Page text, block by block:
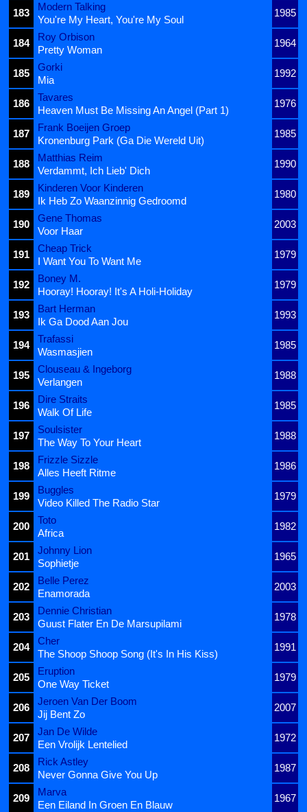
183
Modern Talking
1985
You're My Heart, You're My Soul
184
Roy Orbison
1964
Pretty Woman
185
Gorki
1992
Mia
186
Tavares
1976
Heaven Must Be Missing An Angel (Part 1)
187
Frank Boeijen Groep
1985
Kronenburg Park (Ga Die Wereld Uit)
188
Matthias Reim
1990
Verdammt, Ich Lieb' Dich
189
Kinderen Voor Kinderen
1980
Ik Heb Zo Waanzinnig Gedroomd
190
Gene Thomas
2003
Voor Haar
191
Cheap Trick
1979
I Want You To Want Me
192
Boney M.
1979
Hooray! Hooray! It's A Holi-Holiday
193
Bart Herman
1993
Ik Ga Dood Aan Jou
194
Trafassi
1985
Wasmasjien
195
Clouseau & Ingeborg
1988
Verlangen
196
Dire Straits
1985
Walk Of Life
197
Soulsister
1988
The Way To Your Heart
198
Frizzle Sizzle
1986
Alles Heeft Ritme
199
Buggles
1979
Video Killed The Radio Star
200
Toto
1982
Africa
201
Johnny Lion
1965
Sophietje
202
Belle Perez
2003
Enamorada
203
Dennie Christian
1978
Guust Flater En De Marsupilami
204
Cher
1991
The Shoop Shoop Song (It's In His Kiss)
205
Eruption
1979
One Way Ticket
206
Jeroen Van Der Boom
2007
Jij Bent Zo
207
Jan De Wilde
1972
Een Vrolijk Lentelied
208
Rick Astley
1987
Never Gonna Give You Up
209
Marva
1967
Een Eiland In Groen En Blauw